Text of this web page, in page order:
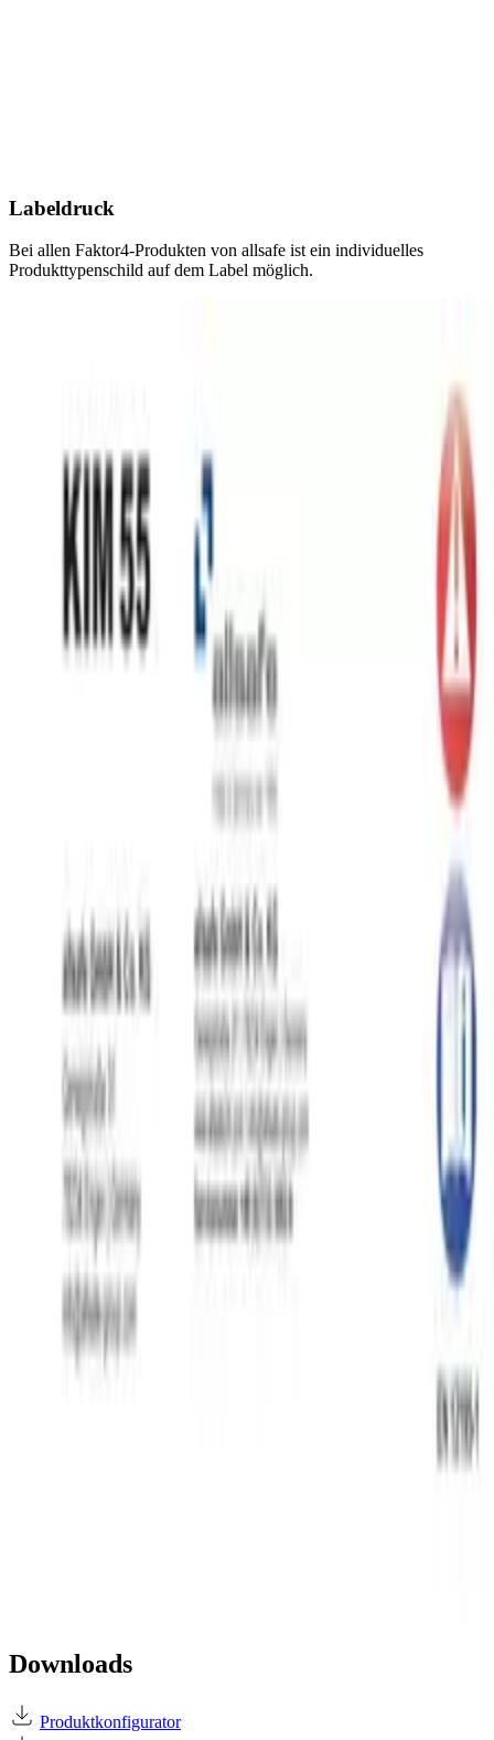
Labeldruck
Bei allen Faktor4-Produkten von allsafe ist ein individuelles
Produkttypenschild auf dem Label möglich.
Downloads
Produktkonfigurator